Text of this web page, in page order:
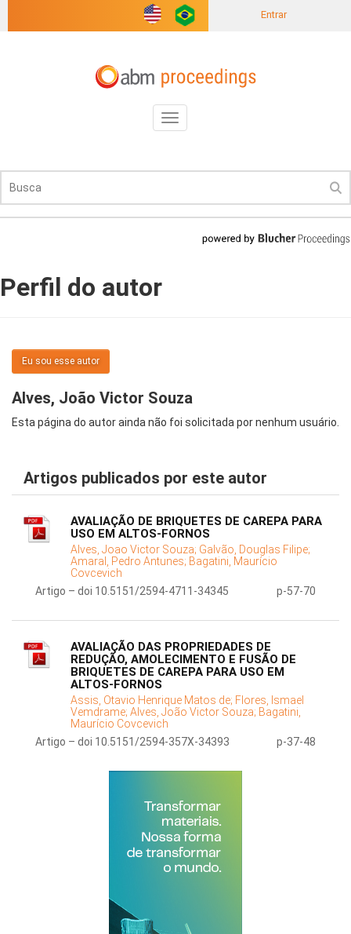
Entrar
Toggle
navigation
Perfil do autor
Eu sou esse autor
Alves, João Victor Souza
Esta página do autor ainda não foi solicitada por nenhum usuário.
Artigos publicados por este autor
AVALIAÇÃO DE BRIQUETES DE CAREPA PARA
USO EM ALTOS-FORNOS
Alves, Joao Victor Souza; Galvão, Douglas Filipe;
Amaral, Pedro Antunes; Bagatini, Maurício
Covcevich
Artigo – doi 10.5151/2594-4711-34345
p-57-70
AVALIAÇÃO DAS PROPRIEDADES DE
REDUÇÃO, AMOLECIMENTO E FUSÃO DE
BRIQUETES DE CAREPA PARA USO EM
ALTOS-FORNOS
Assis, Otavio Henrique Matos de; Flores, Ismael
Vemdrame; Alves, João Victor Souza; Bagatini,
Maurício Covcevich
Artigo – doi 10.5151/2594-357X-34393
p-37-48